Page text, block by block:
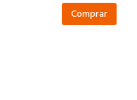
Comprar